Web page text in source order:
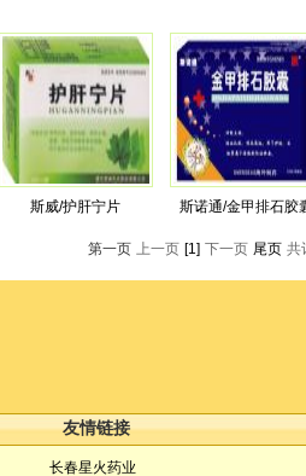
斯威/护肝宁片 斯诺通/金甲排石胶
第一页 上一页 [1] 下一页 尾页 共
友情链接
长春星火药业